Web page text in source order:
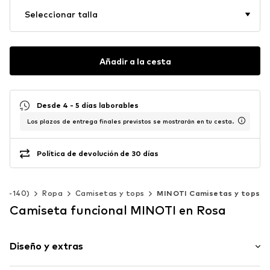
Seleccionar talla
Añadir a la cesta
Desde 4 - 5 días laborables
Los plazos de entrega finales previstos se mostrarán en tu cesta.
Política de devolución de 30 días
140) Ropa Camisetas y tops MINOTI Camisetas y tops
Camiseta funcional MINOTI en Rosa
Diseño y extras